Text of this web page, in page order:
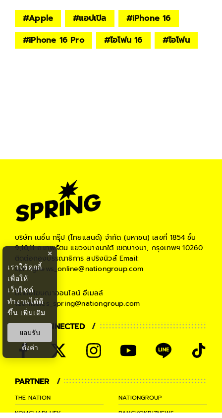
#Apple #แอปเปิล #iPhone 16
#iPhone 16 Pro #ไอโฟน 16 #ไอโฟน
บริษัท เนชั่น กรุ๊ป (ไทยแลนด์) จำกัด (มหาชน) เลขที่ 1854 ชั้น
9,10,11 ถ.เทพรัตน แขวงบางนาใต้ เขตบางนา, กรุงเทพฯ 10260
ติดต่อกองบรรณาธิการ สปริงนิวส์Email:
springnews_online@nationgroup.com
ติดต่อโฆษณาออนไลน์ อีเมลล์
teamsales_spring@nationgroup.com
STAY CONNECTED
PARTNER
THE NATION
NATIONGROUP
KOMCHADLUEK
BANGKOKBIZNEWS
×
เราใช้คุกกี้
เพื่อให้
เว็บไซต์
ทำงานได้ดี
ขึ้น เพิ่มเติม
ยอมรับ
ตั้งค่า